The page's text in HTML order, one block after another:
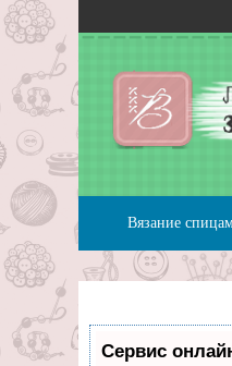
Вязание
Сервис